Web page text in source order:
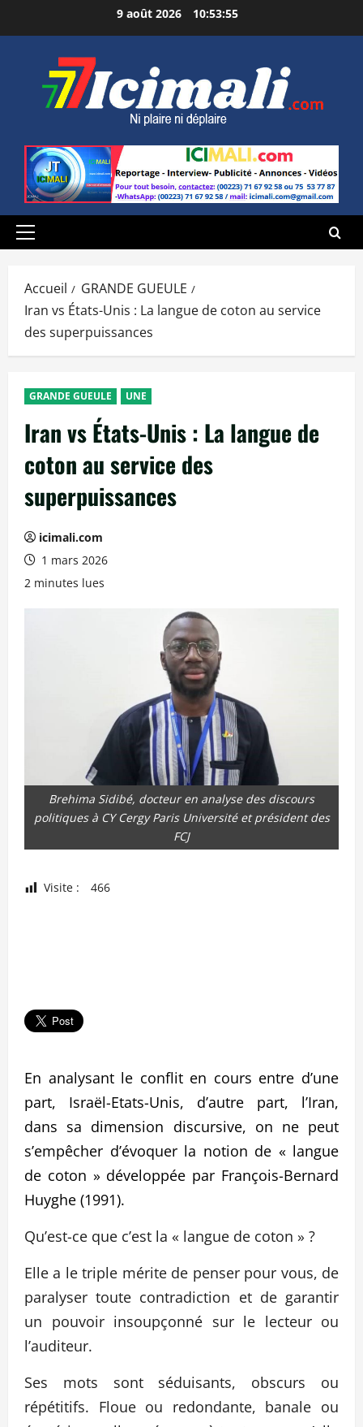
au
9 août 2026 10:53:56
Menu
Accueil
GRANDE GUEULE
Iran vs États-Unis : La langue de coton au service
des superpuissances
GRANDE GUEULE UNE
Iran vs États-Unis : La langue de
coton au service des
superpuissances
icimali.com
1 mars 2026
2 minutes lues
Brehima Sidibé, docteur en analyse des discours
politiques à CY Cergy Paris Université et président des
FCJ
Visite : 466
En analysant le conflit en cours entre d’une
part, Israël-Etats-Unis, d’autre part, l’Iran,
dans sa dimension discursive, on ne peut
s’empêcher d’évoquer la notion de « langue
de coton » développée par François-Bernard
Huyghe (1991).
Qu’est-ce que c’est la « langue de coton » ?
Elle a le triple mérite de penser pour vous, de
paralyser toute contradiction et de garantir
un pouvoir insoupçonné sur le lecteur ou
l’auditeur.
Ses mots sont séduisants, obscurs ou
répétitifs. Floue ou redondante, banale ou